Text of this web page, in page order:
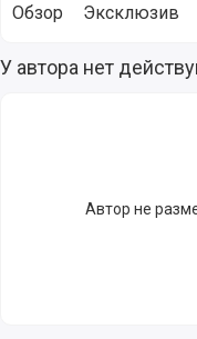
Обзор Эксклюзив
Выгодные акции на
У автора нет
Автор не